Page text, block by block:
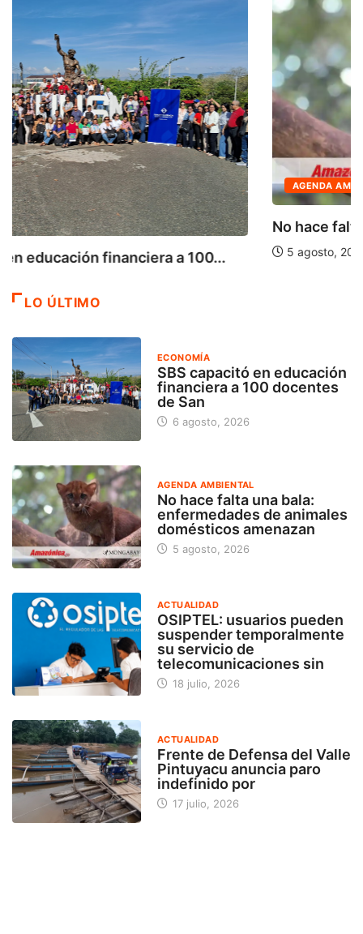
AGENDA AMBIENTAL
No hace falta una bala: enfermedades de...
5 agosto, 2026
LO ÚLTIMO
ECONOMÍA
SBS capacitó en educación
financiera a 100 docentes
de San
6 agosto, 2026
AGENDA AMBIENTAL
No hace falta una bala:
enfermedades de animales
domésticos amenazan
5 agosto, 2026
ACTUALIDAD
OSIPTEL: usuarios pueden
suspender temporalmente
su servicio de
telecomunicaciones sin
18 julio, 2026
ACTUALIDAD
Frente de Defensa del Valle
Pintuyacu anuncia paro
indefinido por
17 julio, 2026